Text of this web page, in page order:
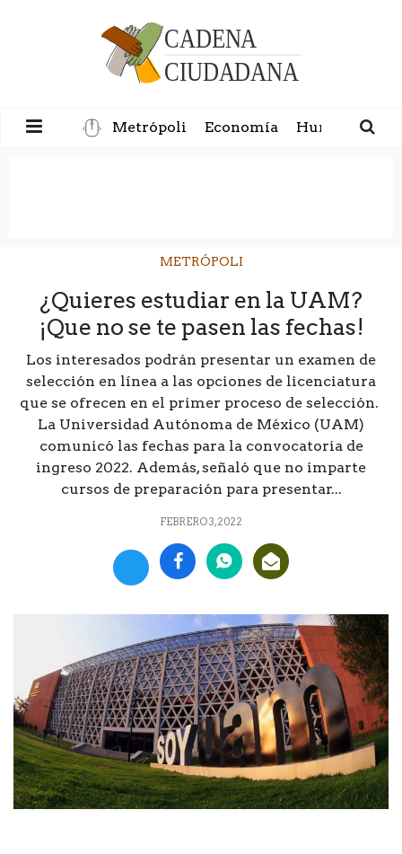
Metrópoli Economía Humanidad
METRÓPOLI
¿Quieres estudiar en la UAM?
¡Que no se te pasen las fechas!
Los interesados podrán presentar un examen de
selección en línea a las opciones de licenciatura
que se ofrecen en el primer proceso de selección.
La Universidad Autónoma de México (UAM)
comunicó las fechas para la convocatoria de
ingreso 2022. Además, señaló que no imparte
cursos de preparación para presentar...
FEBRERO 3, 2022